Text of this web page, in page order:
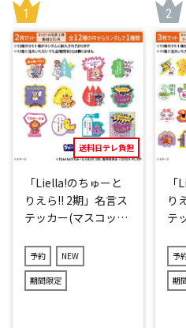
送料日テレ負担
「Liella!のちゅーと
りえら!! 2期」名言ス
テッカー(マスコット
(ランダム12種)
予約 NEW
期間限定
り
テ
ム
予
期